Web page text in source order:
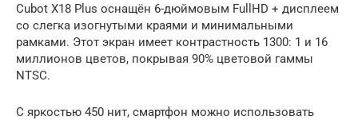
Cubot X18 Plus оснащён 6-дюймовым FullHD + дисплеем
со слегка изогнутыми краями и минимальными
рамками. Этот экран имеет контрастность 1300: 1 и 16
миллионов цветов, покрывая 90% цветовой гаммы
NTSC.
С яркостью 450 нит, смартфон можно использовать